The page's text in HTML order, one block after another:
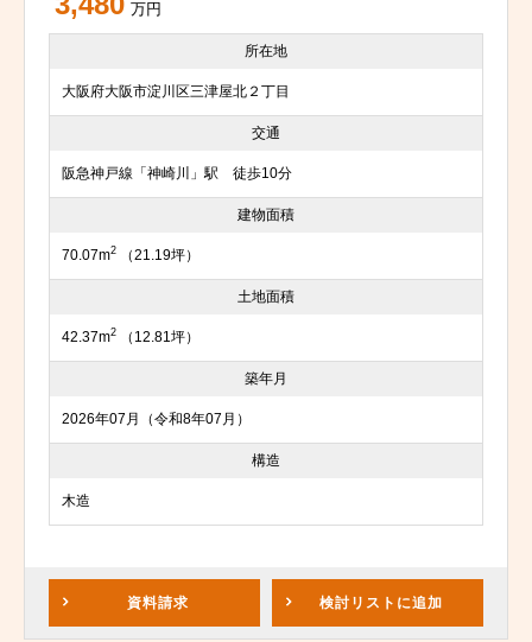
万円
所在地
大阪府大阪市淀川区三津屋北２丁目
交通
阪急神戸線「神崎川」駅 徒歩10分
建物面積
70.07m2 （21.19坪）
土地面積
42.37m2 （12.81坪）
築年月
2026年07月（令和8年07月）
構造
木造
資料請求 検討リスト に追加